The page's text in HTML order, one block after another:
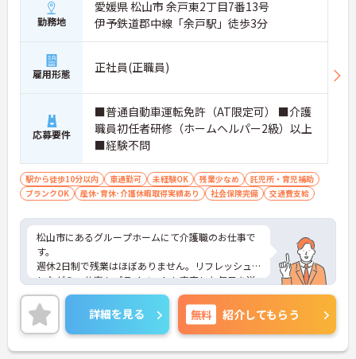
勤務地
愛媛県 松山市 余戸東2丁目7番13号
伊予鉄道郡中線「余戸駅」徒歩3分
雇用形態 正社員(正職員)
応募要件
■普通自動車運転免許（AT限定可） ■介護
職員初任者研修（ホームヘルパー2級）以上
■経験不問
駅から徒歩10分以内 車通勤可 未経験OK 残業少なめ
託児所・育児補助
ブランクOK
産休･育休･介護休暇取得実績あり 社会保険完備 交通費支給
松山市にあるグループホームにて介護職のお仕事で
す。
週休2日制で残業はほぼありません。リフレッシュ
しながら、仕事もプライベートも充実した毎日を送
ることができます！
また、育児休業の取得実績や託児所がありますの
で、ライフステージに応じて長くお仕事を続けてい
くことができます♪
ご興味がある方は是非一度マイナビまでお問い合わ
詳細を見る 無料 紹介してもらう